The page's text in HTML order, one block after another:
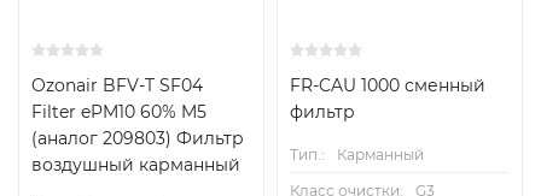
Ozonair BFV-T SF04
Filter ePM10 60% M5
(аналог 209803) Фильтр
воздушный карманный
FR-CAU 1000 сменный
фильтр
Тип.:
Карманный
Класс очистки:
G3